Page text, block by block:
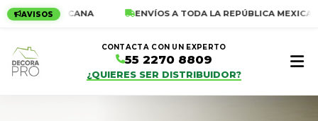
AVISOS
MEXICANA ENVÍOS A TODA LA REPÚBLICA MEXICANA
CONTACTA CON UN EXPERTO
55 2270 8809
¿QUIERES SER DISTRIBUIDOR?